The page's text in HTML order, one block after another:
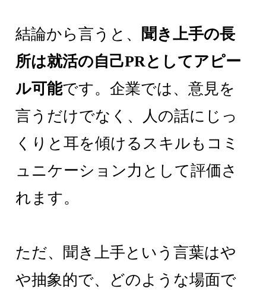
結論から言うと、
聞き上手の長
所は就活の自己PRとしてアピー
ル可能です。企業では、意見を
言うだけでなく、人の話にじっ
くりと耳を傾けるスキルもコミ
ュニケーション力として評価さ
れます。
ただ、聞き上手という言葉はや
や抽象的で、どのような場面で